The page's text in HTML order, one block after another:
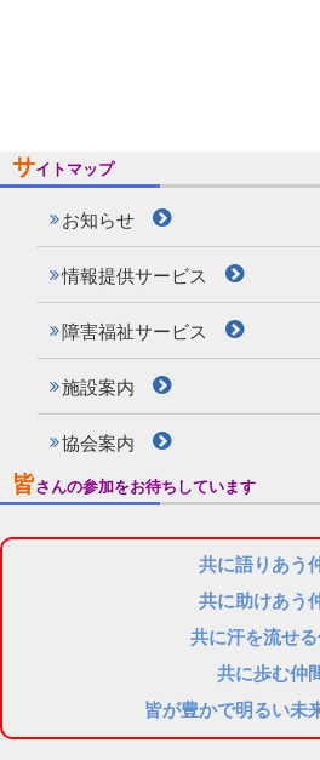
サイトマップ
お知らせ
情報提供サービス
障害福祉サービス
施設案内
協会案内
皆さんの参加をお待ちしています
共に語りあう
共に助けあう
共に汗を流せる
共に歩む仲
皆が豊かで明るい未